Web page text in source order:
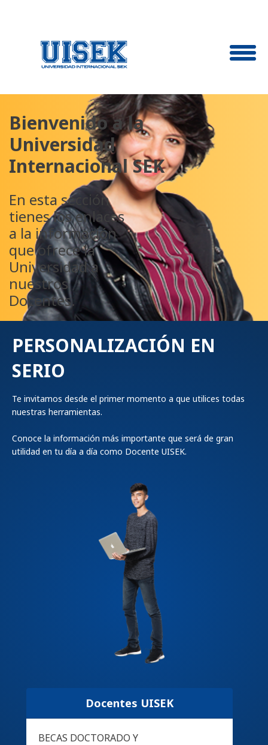
Bienvenido a la
Universidad
Internacional SEK
En esta sección
tienes los enlaces
a la información
que ofrece la
Universidad a
nuestros
Docentes.
PERSONALIZACIÓN EN
SERIO
Te invitamos desde el primer momento a que utilices todas
nuestras herramientas.
Conoce la información más importante que será de gran
utilidad en tu día a día como Docente UISEK.
Docentes UISEK
BECAS DOCTORADO Y